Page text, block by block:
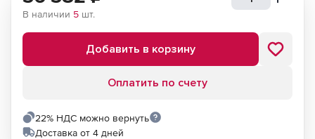
В наличии 5 шт.
Добавить в корзину
Оплатить по счету
22% НДС можно вернуть
Доставка от 4 дней